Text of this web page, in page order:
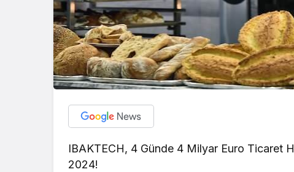
IBAKTECH, 4 Günde 4 Milyar Euro Ticaret
2024!